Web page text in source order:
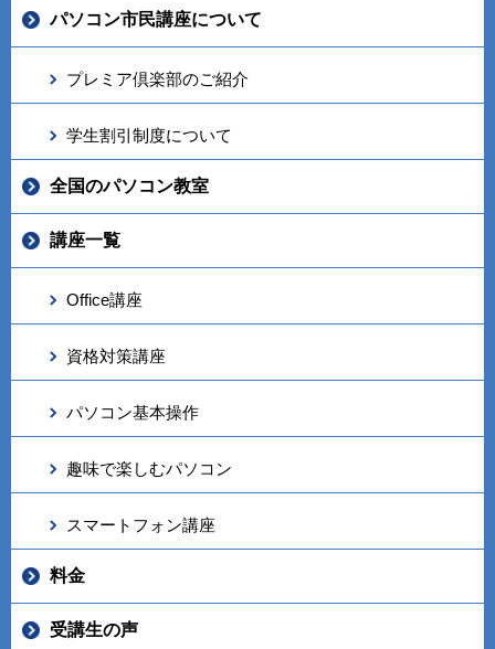
パソコン市民講座について
プレミア倶楽部のご紹介
学生割引制度について
全国のパソコン教室
講座一覧
Office講座
資格対策講座
パソコン基本操作
趣味で楽しむパソコン
スマートフォン講座
料金
受講生の声